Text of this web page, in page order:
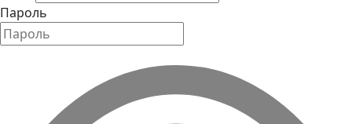
Пароль